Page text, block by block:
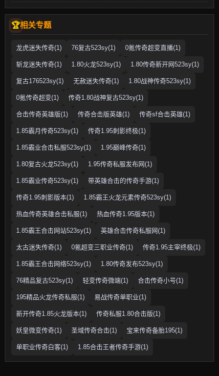
相关专题
龙虎迷失传奇(1) 76复古523sy(1) 0氪传奇超变直播(1)
斩龙迷失传奇(1) 1.80火龙523sy(1) 1.80传奇新开网523sy(1)
复古176523sy(1) 无赦迷失传奇(1) 1.80战神传奇523sy(1)
0氪传奇超变(1) 传奇1.80战神复古523sy(1)
合击传奇英雄版(1) 传奇合击版英雄(1) 传奇sf合击英雄(1)
1.85霸月传奇523sy(1) 传奇1.95刺影终极(1)
1.85霸业合击私服523sy(1) 1.95巅峰传奇(1)
1.80复古火龙523sy(1) 1.95传奇私服发布网(1)
1.85霸业传奇523sy(1) 带英雄合击的传奇手游(1)
传奇1.95刺影版本(1) 1.85霸王火龙元素传奇523sy(1)
热血传奇英雄合击私服(1) 热血传奇1.95版本(1)
1.85霸王合击网站523sy(1) 英雄合击传奇私服网(1)
太古迷失传奇(1) 0氪超变三职业传奇(1) 传奇1.95主宰终极(1)
1.85霸王合击网络523sy(1) 1.80传奇发布523sy(1)
76精品复古523sy(1) 轻变传奇微端(1) 合击传奇小号(1)
195精品火龙传奇私服(1) 易战传奇单职业(1)
新开传奇1.85火龙版本(1) 传奇私服1.80合击版(1)
妖皇微变传奇(1) 圣域传奇合击(1) 宝来传奇备胎195(1)
单职业传奇白客(1) 1.85合击王者传奇手游(1)